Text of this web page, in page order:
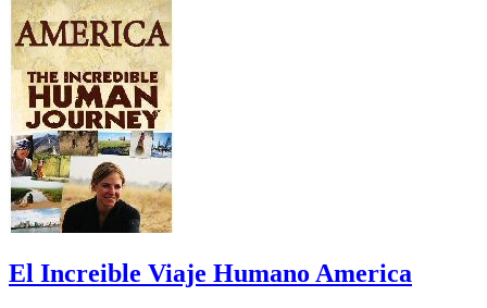
El Increible Viaje Humano America